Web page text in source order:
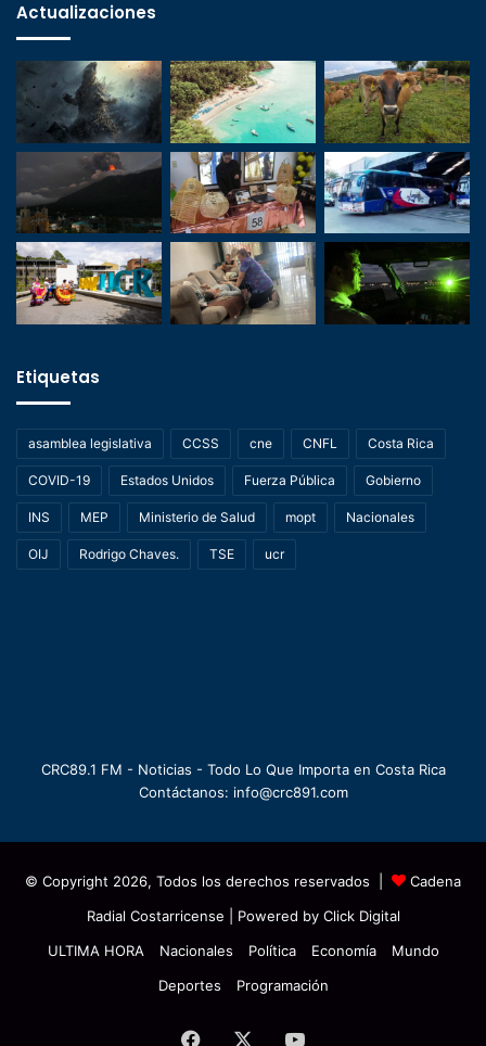
Actualizaciones
Etiquetas
asamblea legislativa CCSS cne CNFL Costa Rica
COVID-19 Estados Unidos Fuerza Pública Gobierno
INS MEP Ministerio de Salud mopt Nacionales
OIJ Rodrigo Chaves. TSE ucr
CRC89.1 FM - Noticias - Todo Lo Que Importa en Costa Rica
Contáctanos: info@crc891.com
© Copyright 2026, Todos los derechos reservados |
Cadena
Radial Costarricense | Powered by Click Digital
ULTIMA HORA
Nacionales Política Economía
Mundo
Deportes
Programación
Facebook